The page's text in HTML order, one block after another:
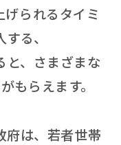
られるタイミ
る、
と、さまざまな
もらえます。
府は、若者世帯